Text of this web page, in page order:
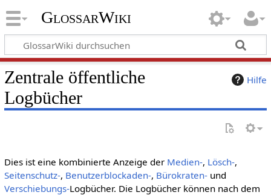
GlossarWiki
Hilfe
Zentrale öffentliche
Logbücher
Dies ist eine kombinierte Anzeige der Medien-, Lösch-,
Seitenschutz-, Benutzerblockaden-, Bürokraten-und
Verschiebungs-Logbücher. Die Logbücher können nach dem